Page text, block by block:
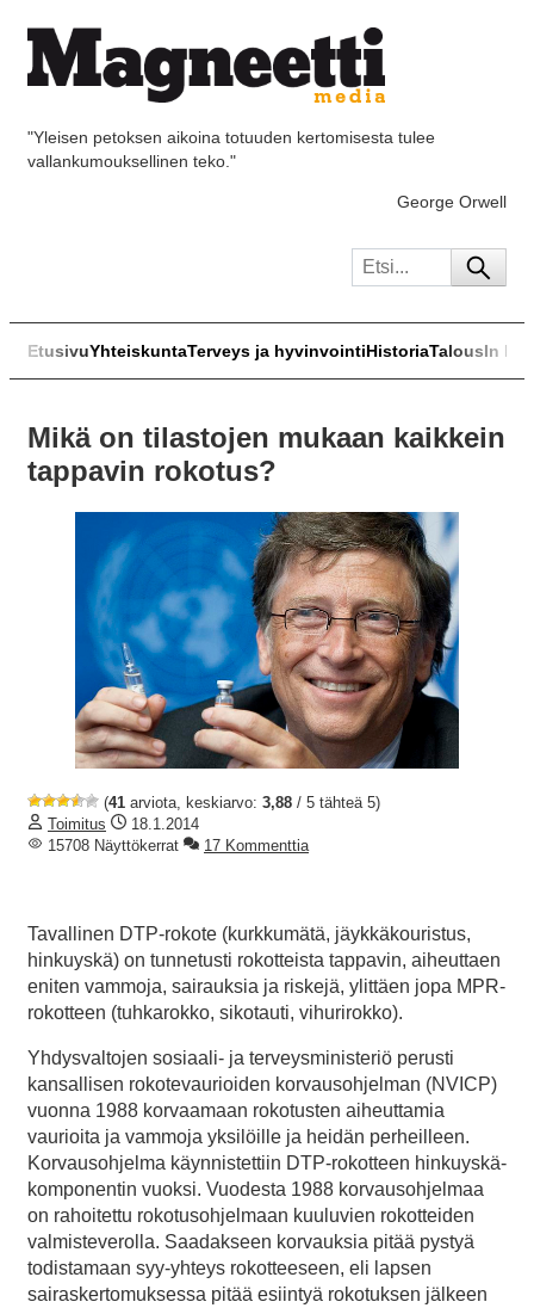
"Yleisen petoksen aikoina totuuden kertomisesta tulee
vallankumouksellinen teko."
George Orwell
EtusivuYhteiskuntaTerveys ja hyvinvointiHistoriaTalousIn
Mikä on tilastojen mukaan kaikkein
tappavin rokotus?
(41 arviota, keskiarvo: 3,88 / 5 tähteä 5)
Toimitus
18.1.2014
15708 Näyttökerrat
17 Kommenttia
Tavallinen DTP-rokote (kurkkumätä, jäykkäkouristus,
hinkuyskä) on tunnetusti rokotteista tappavin, aiheuttaen
eniten vammoja, sairauksia ja riskejä, ylittäen jopa MPR-
rokotteen (tuhkarokko, sikotauti, vihurirokko).
Yhdysvaltojen sosiaali- ja terveysministeriö perusti
kansallisen rokotevaurioiden korvausohjelman (NVICP)
vuonna 1988 korvaamaan rokotusten aiheuttamia
vaurioita ja vammoja yksilöille ja heidän perheilleen.
Korvausohjelma käynnistettiin DTP-rokotteen hinkuyskä-
komponentin vuoksi. Vuodesta 1988 korvausohjelmaa
on rahoitettu rokotusohjelmaan kuuluvien rokotteiden
valmisteverolla. Saadakseen korvauksia pitää pystyä
todistamaan syy-yhteys rokotteeseen, eli lapsen
sairaskertomuksessa pitää esiintyä rokotuksen jälkeen